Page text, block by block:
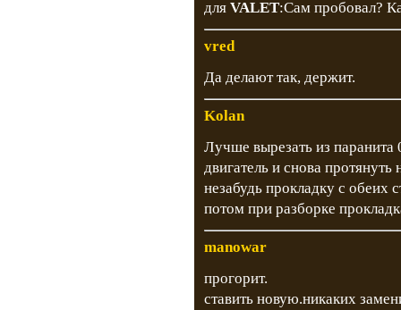
для VALET:Сам пробовал?
vred
Да делают так, держит.
Kolan
Лучше вырезать из паранита
двигатель и снова
незабудь прокладку с обеих
потом при разборке
manowar
прогорит.
ставить новую.никаких